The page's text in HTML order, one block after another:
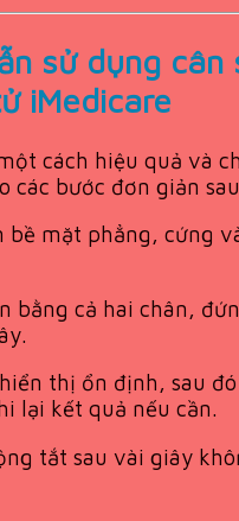
sử dụng cân
iMedicare
cách hiệu quả và
các bước đơn giản
bề mặt phẳng, cứng
bằng cả hai chân,
thị ổn định, sau
lại kết quả nếu cần.
tắt sau vài giây